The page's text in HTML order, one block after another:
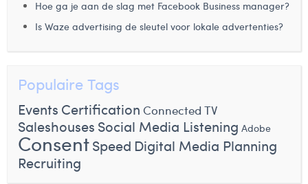
Leonard Dierickx
Lore Fierens
Lotte Vranckx
Louis Nassogne
Hoe ga je aan de slag met Facebook Business manager?
Is Waze advertising de sleutel voor lokale advertenties?
Populaire Tags
Events Certification Connected TV
Saleshouses Social Media Listening Adobe
ConsentSpeed Digital Media Planning
Recruiting